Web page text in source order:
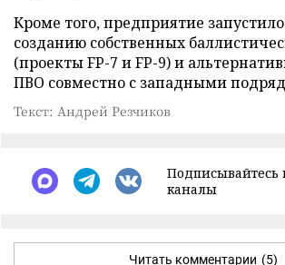
Кроме того, предприятие
созданию собственных
(проекты FP-7 и FP-9) и
ПВО совместно с западными
Текст: Андрей Резчиков
каналы
Читать комментарии (5)